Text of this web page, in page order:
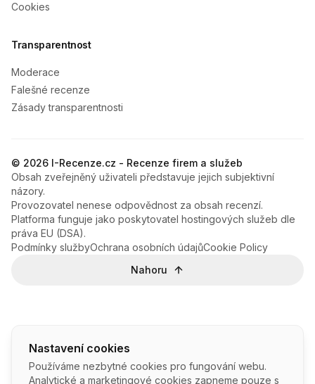
Nastavení cookies
Používáme nezbytné cookies pro fungování webu.
Analytické a marketingové cookies zapneme pouze s
Cookies
Transparentnost
Moderace
Falešné recenze
Zásady transparentnosti
© 2026 I-Recenze.cz - Recenze firem a služeb
Obsah zveřejněný uživateli představuje jejich subjektivní
názory.
Provozovatel nenese odpovědnost za obsah recenzí.
Platforma funguje jako poskytovatel hostingových služeb dle
práva EU (DSA).
Podmínky službyOchrana osobních údajůCookie Policy
Nahoru